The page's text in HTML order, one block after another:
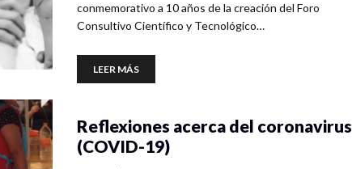
conmemorativo a 10 años de la creación del Foro
Consultivo Científico y Tecnológico…
LEER MÁS
Reflexiones acerca del coronavirus
(COVID-19)